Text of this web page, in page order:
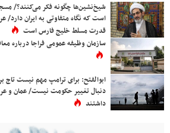
شیخ‌نشین‌ها چگونه فکر می‌کنند؟/
است که نگاه متفاوتی به ایران دارد/
قدرت مسلط خلیج فارس است
سازمان وظیفه عمومی فراجا درباره
ابوالفتح: برای ترامپ مهم نیست تاج
دنبال تغییر حکومت نیست/ عمان و
داشتند